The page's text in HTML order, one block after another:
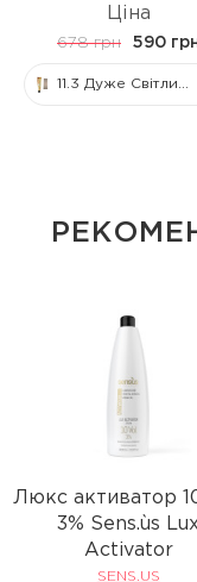
Ціна
678 грн 590
Люкс активатор
3% Sens.ùs
Activator
SENS.US